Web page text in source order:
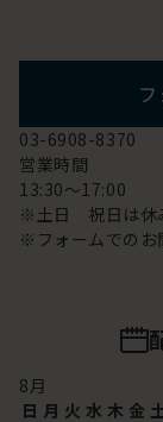
03-6908-8370
営業時間
13:30～17:00
※土日 祝日は休
※フォームでのお
8月
日 月 火 水 木 金